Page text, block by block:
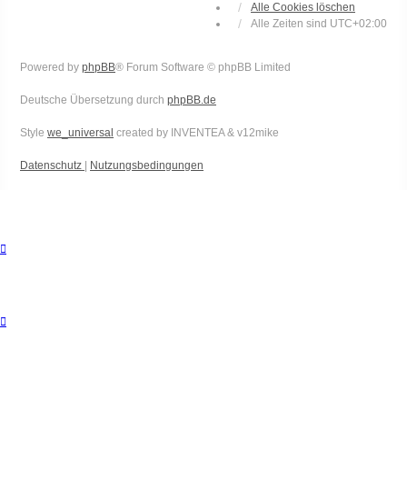
Alle Cookies löschen
Alle Zeiten sind UTC+02:00
Powered by phpBB® Forum Software © phpBB Limited
Deutsche Übersetzung durch phpBB.de
Style we_universal created by INVENTEA & v12mike
Datenschutz Nutzungsbedingungen